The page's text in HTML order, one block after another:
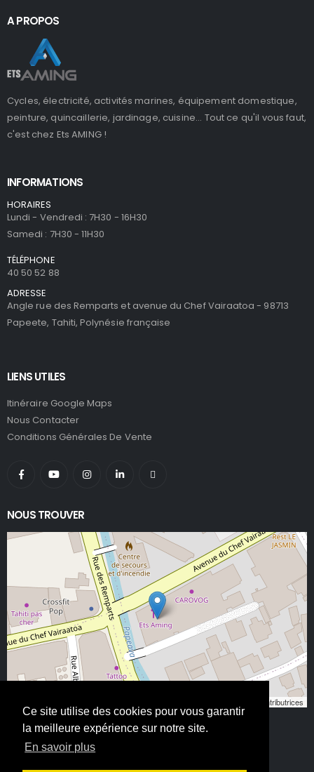
Ce site utilise des cookies pour vous garantir
la meilleure expérience sur notre site.
En savoir plus
A PROPOS
Cycles, électricité, activités marines, équipement domestique,
peinture, quincaillerie, jardinage, cuisine... Tout ce qu'il vous faut,
c'est chez Ets AMING !
INFORMATIONS
HORAIRES
Lundi - Vendredi : 7H30 - 16H30
Samedi : 7H30 - 11H30
TÉLÉPHONE
40 50 52 88
ADRESSE
Angle rue des Remparts et avenue du Chef Vairaatoa - 98713
Papeete, Tahiti, Polynésie française
LIENS UTILES
Itinéraire Google Maps
Nous Contacter
Conditions Générales De Vente
NOUS TROUVER
contributeurs/contributrices